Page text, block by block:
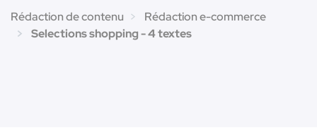
Rédaction de contenu
Rédaction e-commerce
Selections shopping - 4 textes